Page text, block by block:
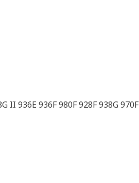
II 936E 936F 980F 928F 938G 970F